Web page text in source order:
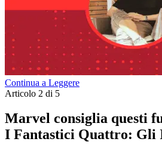
Continua a Leggere
Articolo 2 di 5
Marvel consiglia questi
I Fantastici Quattro: Gli